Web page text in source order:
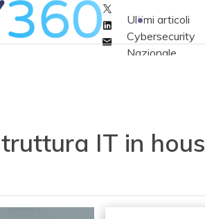
Linkedin
Email
Ultimi articoli
Cybersecurity
Nazionale
Soluzioni
IT in